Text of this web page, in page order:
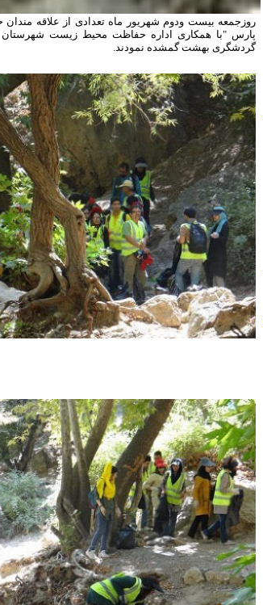
روزجمعه بیست ودوم شهریور ماه تعدادی از علاقه
پارس "با همکاری اداره حفاظت محیط زیست شهرستان
گردشگری بهشت گمشده نمودند.